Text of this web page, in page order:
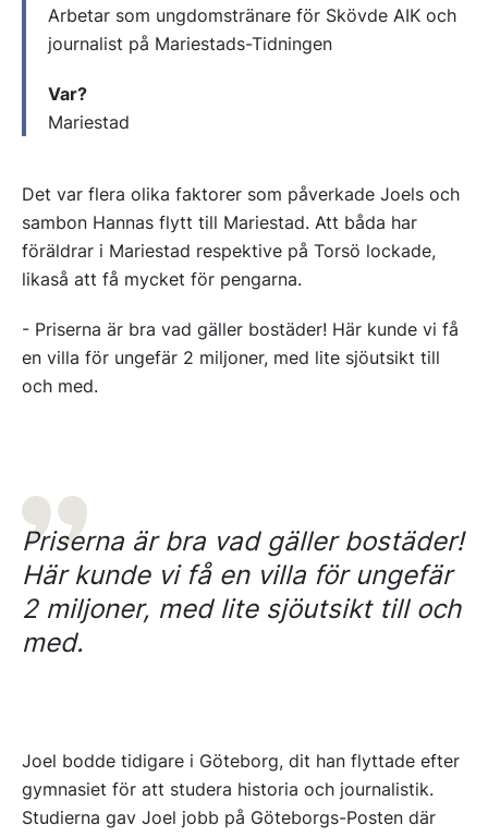
Arbetar som ungdomstränare för Skövde AIK och
journalist på Mariestads-Tidningen
Var?
Mariestad
Det var flera olika faktorer som påverkade Joels och
sambon Hannas flytt till Mariestad. Att båda har
föräldrar i Mariestad respektive på Torsö lockade,
likaså att få mycket för pengarna.
- Priserna är bra vad gäller bostäder! Här kunde vi få
en villa för ungefär 2 miljoner, med lite sjöutsikt till
och med.
Priserna är bra vad gäller bostäder!
Här kunde vi få en villa för ungefär
2 miljoner, med lite sjöutsikt till och
med.
Joel bodde tidigare i Göteborg, dit han flyttade efter
gymnasiet för att studera historia och journalistik.
Studierna gav Joel jobb på Göteborgs-Posten där